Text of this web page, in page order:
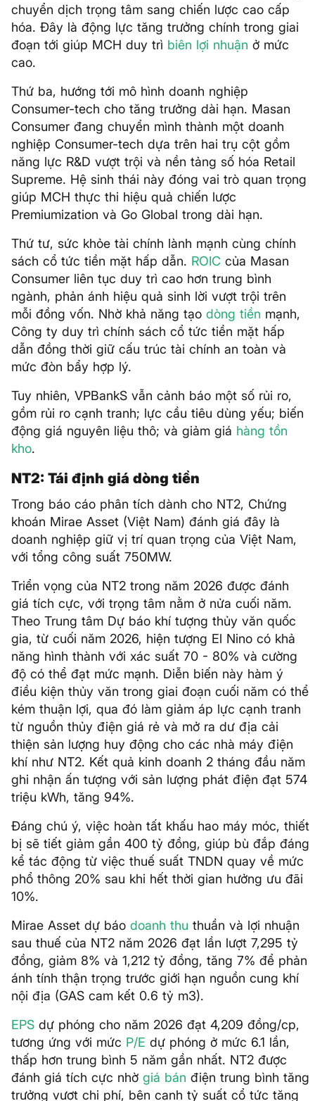
chuyển dịch trọng tâm sang chiến lược cao cấp
hóa. Đây là động lực tăng trưởng chính trong giai
đoạn tới giúp MCH duy trì biên lợi nhuận ở mức
cao.
Thứ ba, hướng tới mô hình doanh nghiệp
Consumer-tech cho tăng trưởng dài hạn. Masan
Consumer đang chuyển mình thành một doanh
nghiệp Consumer-tech dựa trên hai trụ cột gồm
năng lực R&D vượt trội và nền tảng số hóa Retail
Supreme. Hệ sinh thái này đóng vai trò quan trọng
giúp MCH thực thi hiệu quả chiến lược
Premiumization và Go Global trong dài hạn.
Thứ tư, sức khỏe tài chính lành mạnh cùng chính
sách cổ tức tiền mặt hấp dẫn. ROIC của Masan
Consumer liên tục duy trì cao hơn trung bình
ngành, phản ánh hiệu quả sinh lời vượt trội trên
mỗi đồng vốn. Nhờ khả năng tạo dòng tiền mạnh,
Công ty duy trì chính sách cổ tức tiền mặt hấp
dẫn đồng thời giữ cấu trúc tài chính an toàn và
mức đòn bẩy hợp lý.
Tuy nhiên, VPBankS vẫn cảnh báo một số rủi ro,
gồm rủi ro cạnh tranh; lực cầu tiêu dùng yếu; biến
động giá nguyên liệu thô; và giảm giá hàng tồn
kho.
NT2: Tái định giá dòng tiền
Trong báo cáo phân tích dành cho NT2, Chứng
khoán Mirae Asset (Việt Nam) đánh giá đây là
doanh nghiệp giữ vị trí quan trọng của Việt Nam,
với tổng công suất 750MW.
Triển vọng của NT2 trong năm 2026 được đánh
giá tích cực, với trọng tâm nằm ở nửa cuối năm.
Theo Trung tâm Dự báo khí tượng thủy văn quốc
gia, từ cuối năm 2026, hiện tượng El Nino có khả
năng hình thành với xác suất 70 - 80% và cường
độ có thể đạt mức mạnh. Diễn biến này hàm ý
điều kiện thủy văn trong giai đoạn cuối năm có thể
kém thuận lợi, qua đó làm giảm áp lực cạnh tranh
từ nguồn thủy điện giá rẻ và mở ra dư địa cải
thiện sản lượng huy động cho các nhà máy điện
khí như NT2. Kết quả kinh doanh 2 tháng đầu năm
ghi nhận ấn tượng với sản lượng phát điện đạt 574
triệu kWh, tăng 94%.
Đáng chú ý, việc hoàn tất khấu hao máy móc, thiết
bị sẽ tiết giảm gần 400 tỷ đồng, giúp bù đắp đáng
kể tác động từ việc thuế suất TNDN quay về mức
phổ thông 20% sau khi hết thời gian hưởng ưu đãi
10%.
Mirae Asset dự báo doanh thu thuần và lợi nhuận
sau thuế của NT2 năm 2026 đạt lần lượt 7,295 tỷ
đồng, giảm 8% và 1,212 tỷ đồng, tăng 7% để phản
ánh tính thận trọng trước giới hạn nguồn cung khí
nội địa (GAS cam kết 0.6 tỷ m3).
EPS dự phóng cho năm 2026 đạt 4,209 đồng/cp,
tương ứng với mức P/E dự phóng ở mức 6.1 lần,
thấp hơn trung bình 5 năm gần nhất. NT2 được
đánh giá tích cực nhờ giá bán điện trung bình tăng
trưởng vượt chi phí, bên cạnh tỷ suất cổ tức tăng